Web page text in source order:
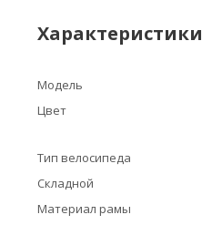
Характеристики
Модель
Цвет
Тип велосипеда
Складной
Материал рамы